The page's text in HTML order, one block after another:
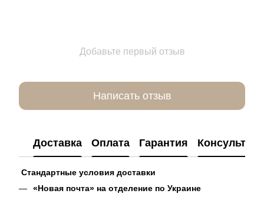
Добавьте первый отзыв
Написать отзыв
Доставка Оплата Гарантия
Стандартные условия доставки
«Новая почта» на отделение по Украине